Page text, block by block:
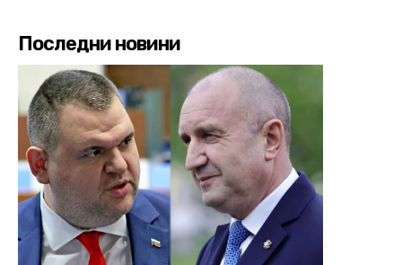
Последни новини